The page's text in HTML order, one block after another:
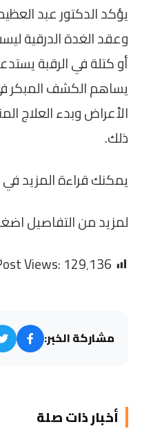
يؤكد الدكتور عبد
وعقد الغدة الدرقية
أو كتلة في الرقبة
يساهم الكشف المبكر
الأعراض وبدء العلاج
ذلك.
يمكنك قراءة المزيد في
لمزيد من التفاصيل
Views:129٬136
مشاركة الخبر:
أخبار ذات صلة